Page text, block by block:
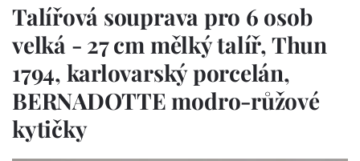
Talířová souprava pro 6 osob
velká - 27 cm mělký talíř, Thun
1794, karlovarský porcelán,
BERNADOTTE modro-růžové
kytičky